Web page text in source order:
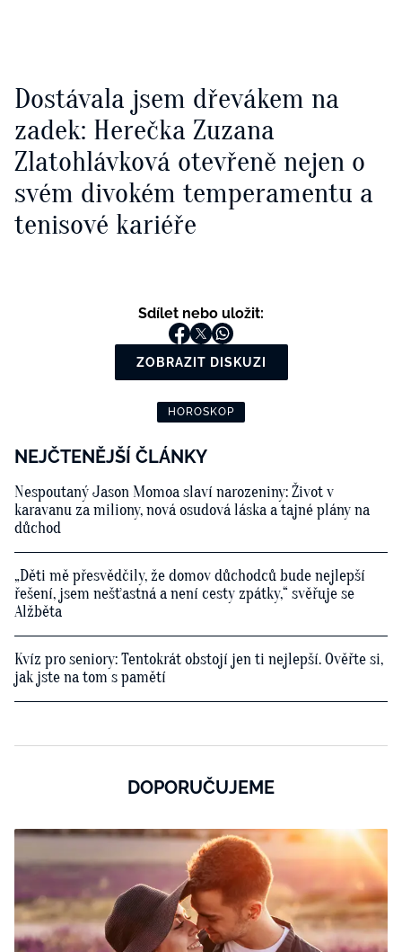
Dostávala jsem dřevákem na
zadek: Herečka Zuzana
Zlatohlávková otevřeně nejen o
svém divokém temperamentu a
tenisové kariéře
Sdílet nebo uložit:
ZOBRAZIT DISKUZI
HOROSKOP
NEJČTENĚJŠÍ ČLÁNKY
Nespoutaný Jason Momoa slaví narozeniny: Život v
karavanu za miliony, nová osudová láska a tajné plány na
důchod
„Děti mě přesvědčily, že domov důchodců bude nejlepší
řešení, jsem nešťastná a není cesty zpátky,“ svěřuje se
Alžběta
Kvíz pro seniory: Tentokrát obstojí jen ti nejlepší. Ověřte si,
jak jste na tom s pamětí
DOPORUČUJEME